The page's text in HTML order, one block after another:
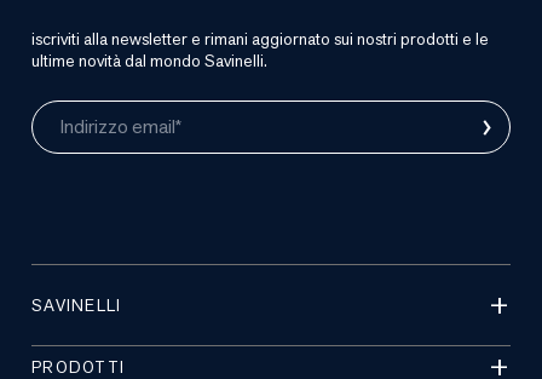
iscriviti alla newsletter e rimani aggiornato sui nostri prodotti e le
ultime novità dal mondo Savinelli.
Indirizzo email* ›
SAVINELLI
PRODOTTI